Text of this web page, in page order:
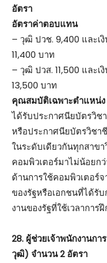
อัตรา
อัตราค่าตอบแทน
– วุฒิ ปวช. 9,400 และเ
11,400 บาท
– วุฒิ ปวส. 11,500 และ
13,500 บาท
คุณสมบัติเฉพาะตำแหน่ง
ได้รับประกาศนียบัตรวิช
หรือประกาศนียบัตรวิช
ในระดับเดียวกันทุกสาข
คอมพิวเตอร์มาไม่น้อยก
ด้านการใช้คอมพิวเตอร์
ของรัฐหรือเอกชนที่ได้รั
งานของรัฐที่ใช้เวลาการ
28. ผู้ช่วยเจ้าพนักงานก
วุฒิ) จำนวน 2 อัตรา